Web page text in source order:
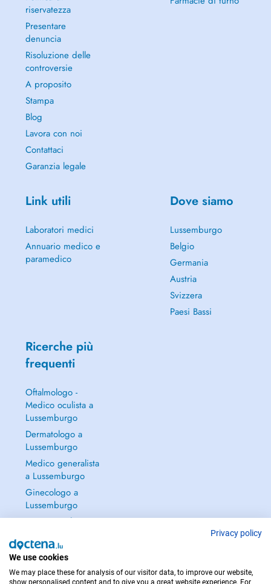
riservatezza
Presentare
denuncia
Risoluzione delle
controversie
A proposito
Stampa
Blog
Lavora con noi
Contattaci
Garanzia legale
Link utili
Laboratori medici
Annuario medico e
paramedico
Dove siamo
Lussemburgo
Belgio
Germania
Austria
Svizzera
Paesi Bassi
Ricerche più
frequenti
Oftalmologo -
Medico oculista a
Lussemburgo
Dermatologo a
Lussemburgo
Medico generalista
a Lussemburgo
Ginecologo a
Lussemburgo
Continua a leggere
Privacy policy
We use cookies
We may place these for analysis of our visitor data, to improve our website,
show personalised content and to give you a great website experience. For